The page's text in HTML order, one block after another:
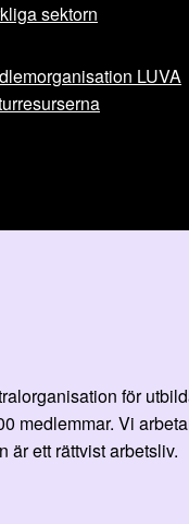
sektorn
LUVA
för
medlemmar. Vi
är ett rättvist arbetsliv.